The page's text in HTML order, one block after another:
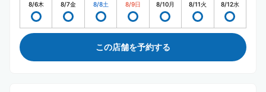
8/6木 8/7金 8/8土 8/9日 8/10月 8/11火 8/12水
この店舗を予約する